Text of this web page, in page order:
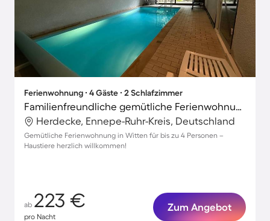
Ferienwohnung ∙ 4 Gäste ∙ 2 Schlafzimmer
Familienfreundliche gemütliche Ferienwohnung mit Garten, Terrasse und Sauna | Perfekt für die Arbeit von Zuhause | Haustiere erlaubt
Herdecke, Ennepe-Ruhr-Kreis, Deutschland
Gemütliche Ferienwohnung in Witten für bis zu 4 Personen –
Haustiere herzlich willkommen!
ab 223 €
pro Nacht
Zum Angebot